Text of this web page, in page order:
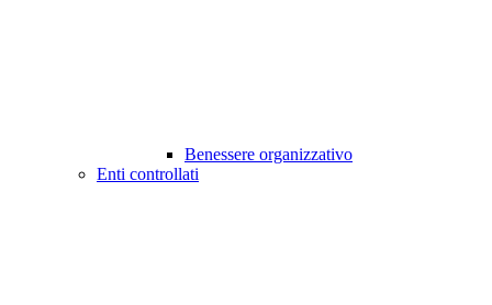
Benessere organizzativo
Enti controllati